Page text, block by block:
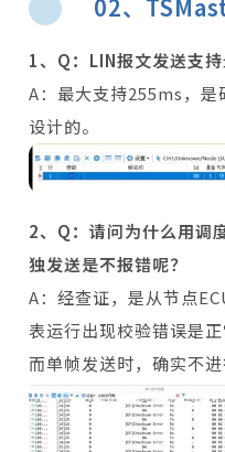
02、
1、Q：LIN报文发送支
A：最大支持255ms，
设计的。
2、Q：请问为什么用调
独发送是不报错呢？
A：经查证，是从节点
表运行出现校验错误是正
而单帧发送时，确实不